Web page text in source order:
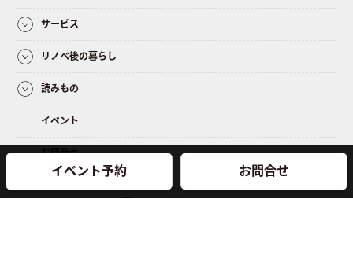
イベント予約 お問合せ
サービス
リノベ後の暮らし
読みもの
イベント
お問合せ